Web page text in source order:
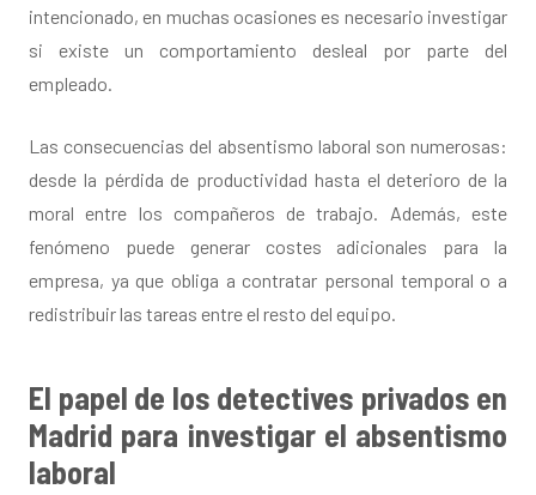
intencionado, en muchas ocasiones es necesario investigar
si existe un comportamiento desleal por parte del
empleado.
Las consecuencias del absentismo laboral son numerosas:
desde la pérdida de productividad hasta el deterioro de la
moral entre los compañeros de trabajo. Además, este
fenómeno puede generar costes adicionales para la
empresa, ya que obliga a contratar personal temporal o a
redistribuir las tareas entre el resto del equipo.
El papel de los detectives privados en
Madrid para investigar el absentismo
laboral